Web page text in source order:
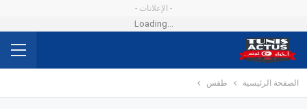
- الإعلانات -
Loading...
الصفحة الرئيسية طقس